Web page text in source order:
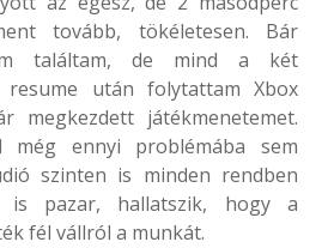
tovább, tökéletesen. Bár
találtam, de mind a két
resume után folytattam Xbox
megkezdett játékmenetemet.
még ennyi problémába sem
szinten is minden rendben
pazar, hallatszik, hogy a
fél vállról a munkát.